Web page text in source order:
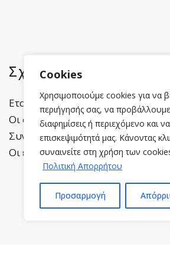
Cookies
Χρησιμοποιούμε cookies για να
περιήγησής σας, να προβάλλουμε
διαφημίσεις ή περιεχόμενο και
επισκεψιμότητά μας. Κάνοντας
συναινείτε στη χρήση των
Πολιτική Απορρήτου
Προσαρμογή
Σχετικά με εμάς
Εταιρικό προφίλ
Οι συνεργάτες μας
Συνεργαζόμενοι χώροι
Οι εκδηλώσεις μας